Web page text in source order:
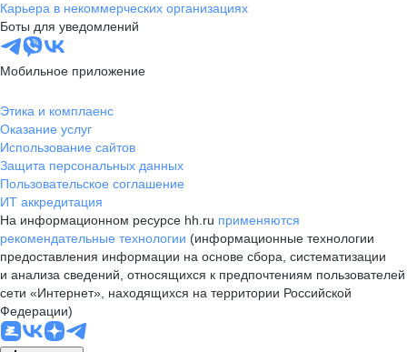
Карьера в некоммерческих организациях
Боты для уведомлений
Мобильное приложение
Этика и комплаенс
Оказание услуг
Использование сайтов
Защита персональных данных
Пользовательское соглашение
ИТ аккредитация
На информационном ресурсе hh.ru применяются
рекомендательные технологии (информационные технологии
предоставления информации на основе сбора, систематизации
и анализа сведений, относящихся к предпочтениям пользователей
сети «Интернет», находящихся на территории Российской
Федерации)